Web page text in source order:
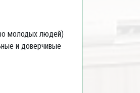
молодых людей)
и доверчивые